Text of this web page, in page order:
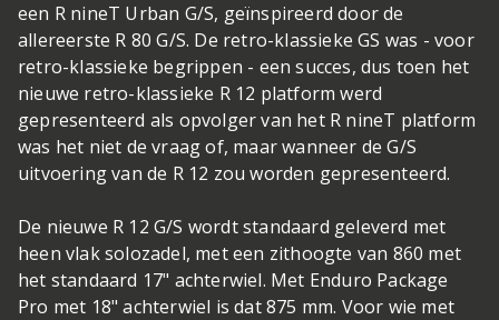
een R nineT Urban G/S, geïnspireerd door de
allereerste R 80 G/S. De retro-klassieke GS was - voor
retro-klassieke begrippen - een succes, dus toen het
nieuwe retro-klassieke R 12 platform werd
gepresenteerd als opvolger van het R nineT platform
was het niet de vraag of, maar wanneer de G/S
uitvoering van de R 12 zou worden gepresenteerd.
De nieuwe R 12 G/S wordt standaard geleverd met
heen vlak solozadel, met een zithoogte van 860 met
het standaard 17" achterwiel. Met Enduro Package
Pro met 18" achterwiel is dat 875 mm. Voor wie met